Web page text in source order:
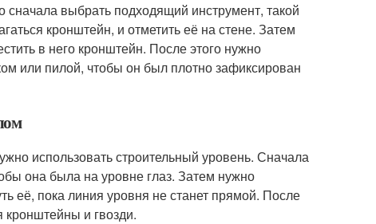
выбрать подходящий инструмент, такой
кронштейн, и отметить её на стене. Затем
в него кронштейн. После этого нужно
или пилой, чтобы он был плотно зафиксирован
использовать строительный уровень. Сначала
она была на уровне глаз. Затем нужно
её, пока линия уровня не станет прямой. После
кронштейны и гвозди.